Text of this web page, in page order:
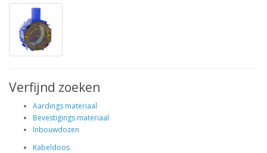
Verfijnd zoeken
Aardings materiaal
Bevestigings materiaal
Inbouwdozen
Kabeldoos